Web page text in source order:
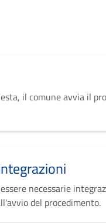
il comune avvia il
necessarie
del procedimento.